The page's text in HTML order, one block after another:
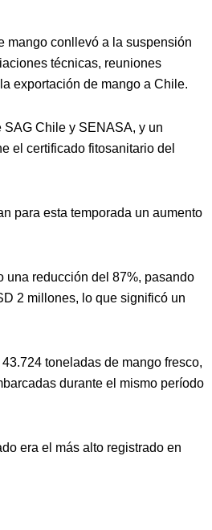
mango conllevó a la suspensión
técnicas, reuniones
exportación de mango a Chile.
SAG Chile y SENASA, y un
el certificado fitosanitario del
para esta temporada un aumento
una reducción del 87%, pasando
2 millones, lo que significó un
toneladas de mango fresco,
durante el mismo período
era el más alto registrado en